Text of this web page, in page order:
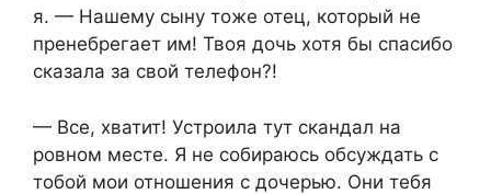
я. — Нашему сыну тоже отец, который не
пренебрегает им! Твоя дочь хотя бы спасибо
сказала за свой телефон?!
— Все, хватит! Устроила тут скандал на
ровном месте. Я не собираюсь обсуждать с
тобой мои отношения с дочерью. Они тебя